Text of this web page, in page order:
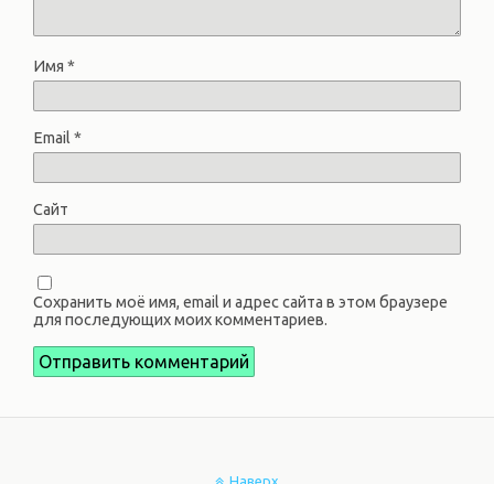
Имя *
Email *
Сайт
Сохранить моё имя, email и адрес сайта в этом браузере
для последующих моих комментариев.
Наверх